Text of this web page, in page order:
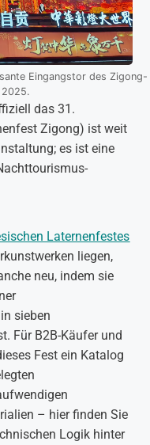
Eingangstor des Zigong-
das 31.
Zigong) ist weit
es ist eine
Laternenfestes
liegen,
neu, indem sie
sieben
Für B2B-Käufer und
Fest ein Katalog
– hier finden Sie
Logik hinter